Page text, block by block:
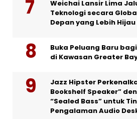
Weichai Lansir Lima
Teknologi secara
Depan yang Lebih
Buka Peluang Baru
di Kawasan Greater
Jazz Hipster
Bookshelf Speaker”
“Sealed Bass” untuk
Pengalaman Audio